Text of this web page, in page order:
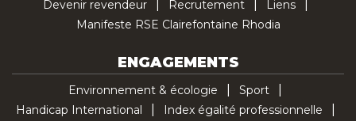
Devenir revendeur
Recrutement
Liens
Manifeste RSE Clairefontaine Rhodia
ENGAGEMENTS
Environnement & écologie
Sport
Handicap International
Index égalité professionnelle